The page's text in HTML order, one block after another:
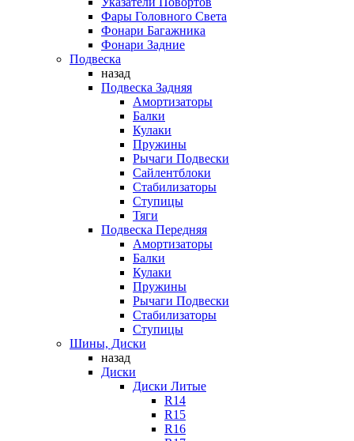
Фары Головного Света
Фонари Багажника
Фонари Задние
Подвеска
назад
Подвеска Задняя
Амортизаторы
Балки
Кулаки
Пружины
Рычаги Подвески
Сайлентблоки
Стабилизаторы
Ступицы
Тяги
Подвеска Передняя
Амортизаторы
Балки
Кулаки
Пружины
Рычаги Подвески
Стабилизаторы
Ступицы
Шины, Диски
назад
Диски
Диски Литые
R14
R15
R16